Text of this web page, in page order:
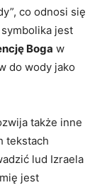
co odnosi się
jest
Boga w
do wody⁢ jako‍
także inne
tekstach
lud Izraela
jest